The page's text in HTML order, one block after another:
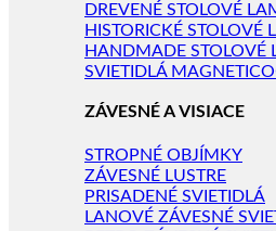
DREVENÉ STOLOVÉ
HISTORICKÉ STOLOVÉ
HANDMADE STOLOVÉ
SVIETIDLÁ
ZÁVESNÉ A VISIACE
STROPNÉ OBJÍMKY
ZÁVESNÉ LUSTRE
PRISADENÉ SVIETIDLÁ
LANOVÉ ZÁVESNÉ